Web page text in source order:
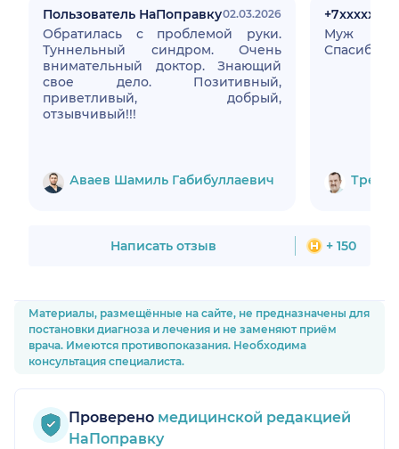
Пользователь НаПоправку02.03.2026
Обратилась с проблемой руки.
Туннельный синдром. Очень
внимательный доктор. Знающий
свое дело. Позитивный,
приветливый, добрый,
отзывчивый!!!
Аваев Шамиль Габибуллаевич
Муж
Спасибо
Написать отзыв + 150
Материалы, размещённые на сайте, не предназначены для
постановки диагноза и лечения и не заменяют приём
врача. Имеются противопоказания. Необходима
консультация специалиста.
Проверено медицинской редакцией
НаПоправку